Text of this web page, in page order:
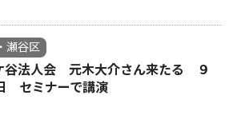
瀬谷区
谷法人会 元木大介さん来たる ９
セミナーで講演